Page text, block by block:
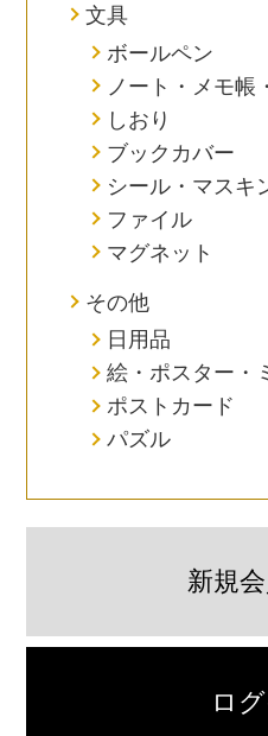
文具
ボールペン
ノート・メモ帳
しおり
ブックカバー
シール・マスキ
ファイル
マグネット
その他
日用品
絵・ポスター・
ポストカード
パズル
新規
ロ